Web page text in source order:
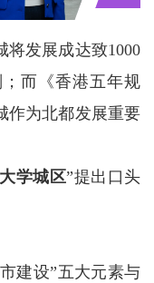
将发展成达致1000
而《香港五年规
作为北都发展重要
学城区”提出口头
建设”五大元素与